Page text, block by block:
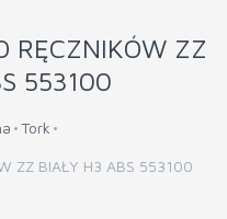
RĘCZNIKÓW ZZ
553100
Tork
ZZ BIAŁY H3 ABS 553100